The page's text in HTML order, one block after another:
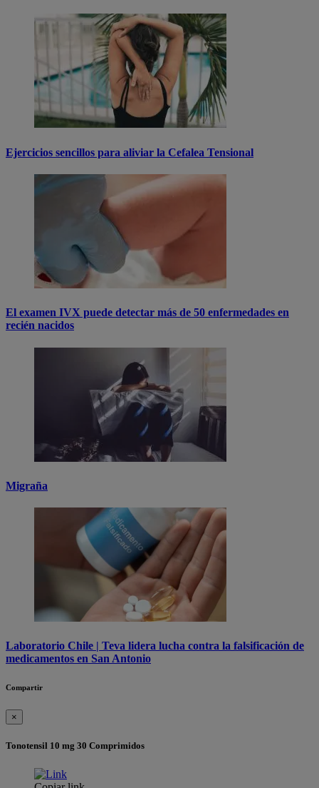
Ejercicios sencillos para aliviar la Cefalea Tensional
El examen IVX puede detectar más de 50 enfermedades en
recién nacidos
Migraña
Laboratorio Chile | Teva lidera lucha contra la falsificación de
medicamentos en San Antonio
Compartir
×
Tonotensil 10 mg 30 Comprimidos